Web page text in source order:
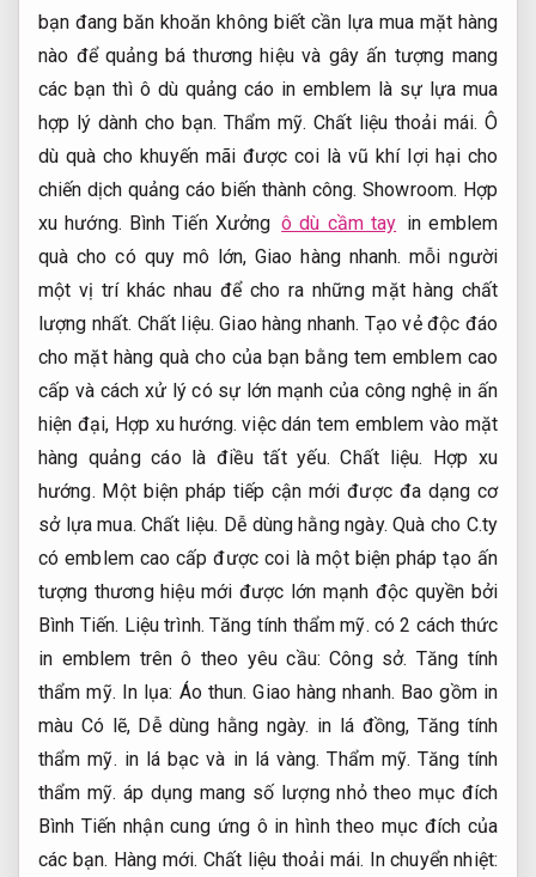
bạn đang băn khoăn không biết cần lựa mua mặt hàng
nào để quảng bá thương hiệu và gây ấn tượng mang
các bạn thì ô dù quảng cáo in emblem là sự lựa mua
hợp lý dành cho bạn. Thẩm mỹ. Chất liệu thoải mái. Ô
dù quà cho khuyến mãi được coi là vũ khí lợi hại cho
chiến dịch quảng cáo biến thành công.Showroom. Hợp
xu hướng. Bình Tiến Xưởng ô dù cầm tay in emblem
quà cho có quy mô lớn,Giao hàng nhanh. mỗi người
một vị trí khác nhau để cho ra những mặt hàng chất
lượng nhất. Chất liệu. Giao hàng nhanh. Tạo vẻ độc đáo
cho mặt hàng quà cho của bạn bằng tem emblem cao
cấp và cách xử lý có sự lớn mạnh của công nghệ in ấn
hiện đại, Hợp xu hướng. việc dán tem emblem vào mặt
hàng quảng cáo là điều tất yếu.Chất liệu.
Hợp xu
hướng. Một biện pháp tiếp cận mới được đa dạng cơ
sở lựa mua.Chất liệu. Dễ dùng hằng ngày. Quà cho C.ty
có emblem cao cấp được coi là một biện pháp tạo ấn
tượng thương hiệu mới được lớn mạnh độc quyền bởi
Bình Tiến. Liệu trình. Tăng tính thẩm mỹ. có 2 cách thức
in emblem trên ô theo yêu cầu:Công sở. Tăng tính
thẩm mỹ. In lụa: Áo thun. Giao hàng nhanh. Bao gồm in
màu Có lẽ, Dễ dùng hằng ngày. in lá đồng, Tăng tính
thẩm mỹ. in lá bạc và in lá vàng.Thẩm mỹ. Tăng tính
thẩm mỹ. áp dụng mang số lượng nhỏ theo mục đích
Bình Tiến nhận cung ứng ô in hình theo mục đích của
các bạn. Hàng mới. Chất liệu thoải mái. In chuyển nhiệt: